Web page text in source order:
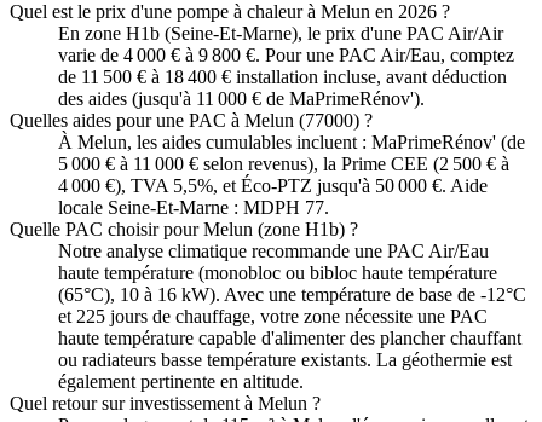
Quel est le prix d'une pompe à chaleur à Melun en 2026 ?
En zone H1b (Seine-Et-Marne), le prix d'une PAC Air/Air
varie de 4 000 € à 9 800 €. Pour une PAC Air/Eau, comptez
de 11 500 € à 18 400 € installation incluse, avant déduction
des aides (jusqu'à 11 000 € de MaPrimeRénov').
Quelles aides pour une PAC à Melun (77000) ?
À Melun, les aides cumulables incluent : MaPrimeRénov' (de
5 000 € à 11 000 € selon revenus), la Prime CEE (2 500 € à
4 000 €), TVA 5,5%, et Éco-PTZ jusqu'à 50 000 €. Aide
locale Seine-Et-Marne : MDPH 77.
Quelle PAC choisir pour Melun (zone H1b) ?
Notre analyse climatique recommande une PAC Air/Eau
haute température (monobloc ou bibloc haute température
(65°C), 10 à 16 kW). Avec une température de base de -12°C
et 225 jours de chauffage, votre zone nécessite une PAC
haute température capable d'alimenter des plancher chauffant
ou radiateurs basse température existants. La géothermie est
également pertinente en altitude.
Quel retour sur investissement à Melun ?